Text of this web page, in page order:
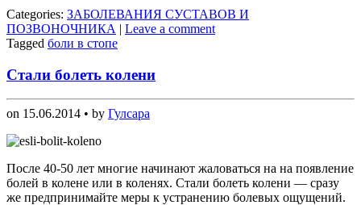
Categories: ЗАБОЛЕВАНИЯ СУСТАВОВ И
ПОЗВОНОЧНИКА | Leave a comment
Tagged боли в стопе
Стали болеть колени
on 15.06.2014 • by Гулсара
После 40-50 лет многие начинают жаловаться на на появление
болей в колене или в коленях. Стали болеть колени — сразу
же предпринимайте меры к устранению болевых ощущений.